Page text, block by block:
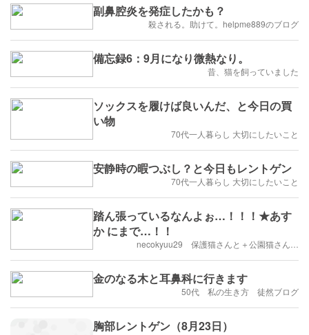
副鼻腔炎を発症したかも？
殺される。助けて。helpme889のブログ
備忘録6：9月になり微熱なり。
昔、猫を飼っていました
ソックスを履けば良いんだ、と今日の買
い物
70代一人暮らし 大切にしたいこと
安静時の暇つぶし？と今日もレントゲン
70代一人暮らし 大切にしたいこと
踏ん張っているなんよぉ…！！！★あす
か にまで…！！
necokyuu29 保護猫さんと＋公園猫さん…
金のなる木と耳鼻科に行きます
50代 私の生き方 徒然ブログ
胸部レントゲン（8月23日）